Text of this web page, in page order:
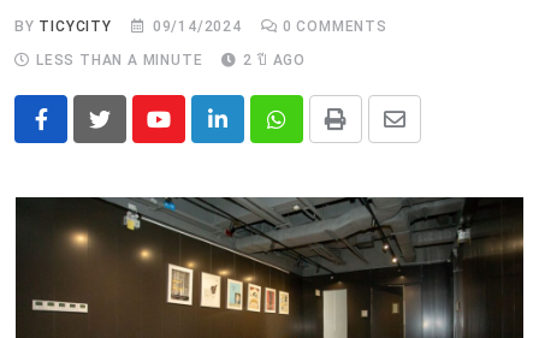
BY TICYCITY 09/14/2024 0 COMMENTS
LESS THAN A MINUTE
2 ปี AGO
YoutubeLinkedInWhatsapp
Print
Share
Email